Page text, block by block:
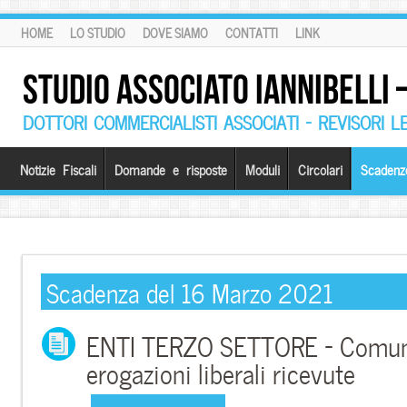
HOME LO STUDIO DOVE SIAMO CONTATTI LINK
STUDIO ASSOCIATO
DOTTORI COMMERCIALISTI ASSOCIATI – REVISORI
Notizie Fiscali Domande e risposte Moduli Circolari
Scadenza del 16 Marzo 2021
ENTI TERZO SETTORE –
erogazioni liberali ricevute